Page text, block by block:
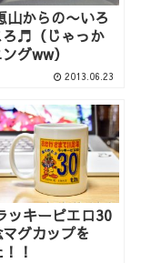
山からの〜いろ
ろ♬（じゃっか
グww）
2013.06.23
ッキーピエロ30
グカップを
！